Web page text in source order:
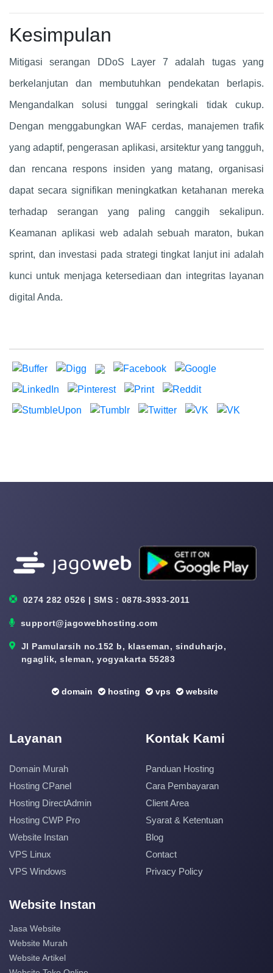
Kesimpulan
Mitigasi serangan DDoS Layer 7 adalah tugas yang
berkelanjutan dan membutuhkan pendekatan berlapis.
Mengandalkan solusi tunggal seringkali tidak cukup.
Dengan menggabungkan WAF cerdas, manajemen trafik
yang adaptif, pengerasan aplikasi, arsitektur yang tangguh,
dan rencana respons insiden yang matang, organisasi
dapat secara signifikan meningkatkan ketahanan mereka
terhadap serangan yang paling canggih sekalipun.
Keamanan aplikasi web adalah sebuah maraton, bukan
sprint, dan investasi pada strategi tingkat lanjut ini adalah
kunci untuk menjaga ketersediaan dan integritas layanan
digital Anda.
0274 282 0526 | SMS : 0878-3933-2011
support@jagowebhosting.com
Jl Pamularsih no.152 b, klaseman, sinduharjo,
ngaglik, sleman, yogyakarta 55283
domain hosting vps website
Layanan
Domain Murah
Hosting CPanel
Hosting DirectAdmin
Hosting CWP Pro
Website Instan
VPS Linux
VPS Windows
Kontak Kami
Panduan Hosting
Cara Pembayaran
Client Area
Syarat & Ketentuan
Blog
Contact
Privacy Policy
Website Instan
Jasa Website
Website Murah
Website Artikel